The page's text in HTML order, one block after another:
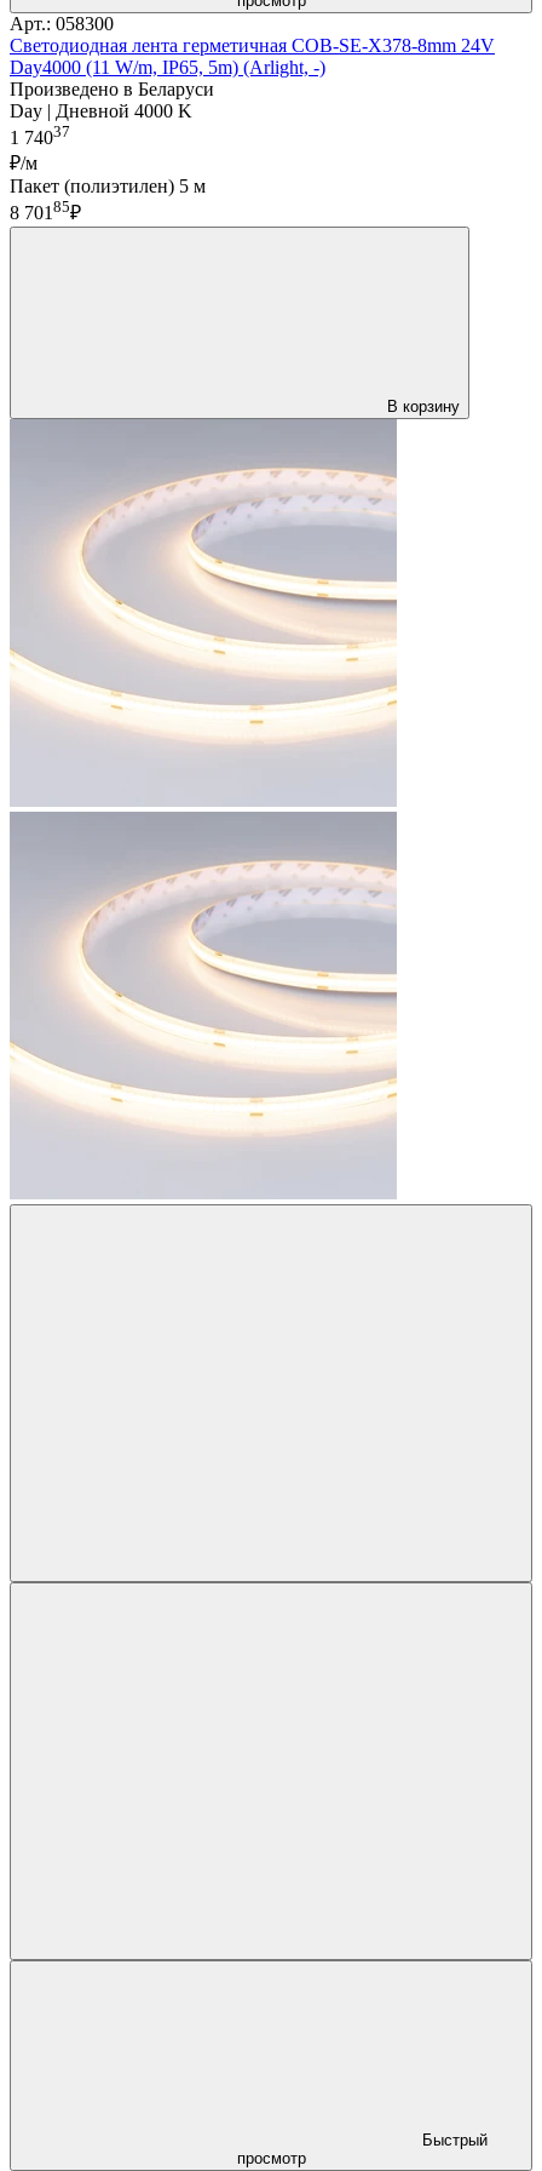
Арт.: 058300
Светодиодная лента герметичная COB-SE-X378-8mm 24V
Day4000 (11 W/m, IP65, 5m) (Arlight, -)
Произведено в Беларуси
Day | Дневной 4000 K
1 74037
₽/м
Пакет (полиэтилен) 5 м
8 70185₽
В корзину
Быстрый
просмотр